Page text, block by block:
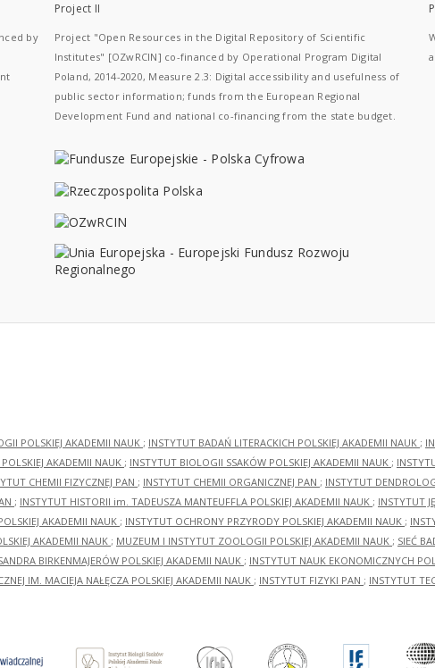
by
Project II
Project "Open Resources in the Digital Repository of Scientific
Institutes" [OZwRCIN] co-financed by Operational Program Digital
Poland, 2014-2020, Measure 2.3: Digital accessibility and usefulness of
public sector information; funds from the European Regional
Development Fund and national co-financing from the state budget.
POLSKIEJ AKADEMII NAUK ; INSTYTUT BADAŃ LITERACKICH POLSKIEJ AKADEMII NAUK ;
AKADEMII NAUK ; INSTYTUT BIOLOGII SSAKÓW POLSKIEJ AKADEMII NAUK ;
CHEMII FIZYCZNEJ PAN ; INSTYTUT CHEMII ORGANICZNEJ PAN ; INSTYTUT
; INSTYTUT HISTORII im. TADEUSZA MANTEUFFLA POLSKIEJ AKADEMII NAUK ; INSTYTUT
AKADEMII NAUK ; INSTYTUT OCHRONY PRZYRODY POLSKIEJ AKADEMII NAUK ;
AKADEMII NAUK ; MUZEUM I INSTYTUT ZOOLOGII POLSKIEJ AKADEMII NAUK ; SIEĆ
BIRKENMAJERÓW POLSKIEJ AKADEMII NAUK ; INSTYTUT NAUK EKONOMICZNYCH
IM. MACIEJA NAŁĘCZA POLSKIEJ AKADEMII NAUK ; INSTYTUT FIZYKI PAN ; INSTYTUT